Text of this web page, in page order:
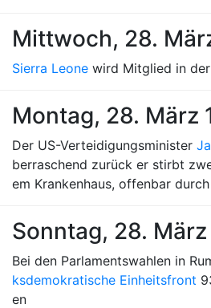
Mittwoch, 28.
Sierra Leone wird Mitglied in der
Montag, 28. März
Der US-Verteidigungsminister
berraschend zurück er stirbt
em Krankenhaus, offenbar
Sonntag, 28.
Bei den Parlamentswahlen in
ksdemokratische Einheitsfront
en